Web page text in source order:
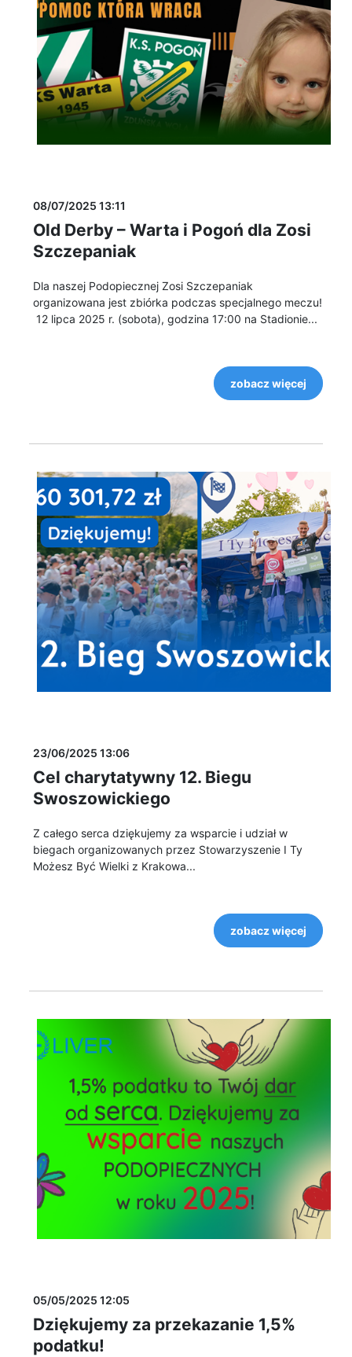
08/07/2025 13:11
Old Derby – Warta i Pogoń dla Zosi
Szczepaniak
Dla naszej Podopiecznej Zosi Szczepaniak
organizowana jest zbiórka podczas specjalnego meczu!
12 lipca 2025 r. (sobota), godzina 17:00 na Stadionie...
zobacz więcej
23/06/2025 13:06
Cel charytatywny 12. Biegu
Swoszowickiego
Z całego serca dziękujemy za wsparcie i udział w
biegach organizowanych przez Stowarzyszenie I Ty
Możesz Być Wielki z Krakowa...
zobacz więcej
05/05/2025 12:05
Dziękujemy za przekazanie 1,5%
podatku!